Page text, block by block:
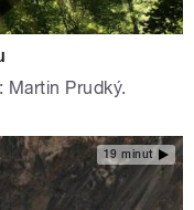
Martin Prudký.
19 minut